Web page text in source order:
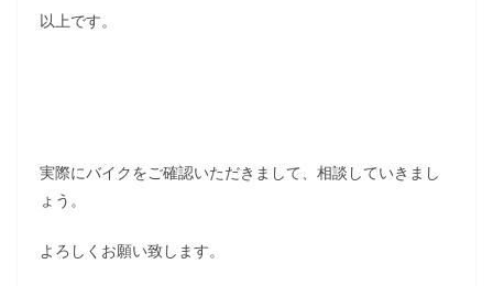
以上です。
実際にバイクをご確認いただきまして、相談していきまし
ょう。
よろしくお願い致します。